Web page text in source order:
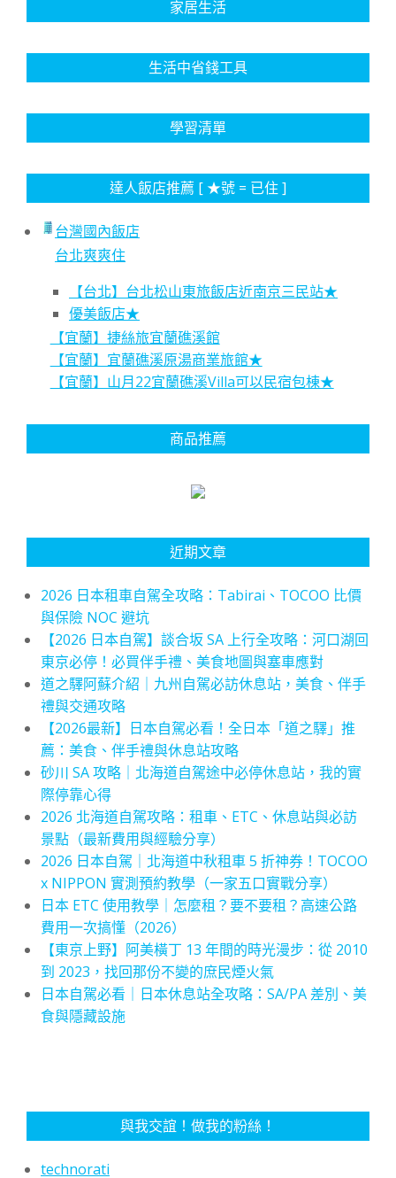
家居生活
生活中省錢工具
學習清單
達人飯店推薦 [ ★號 = 已住 ]
台灣國內飯店
台北爽爽住
【台北】台北松山東旅飯店近南京三民站★
優美飯店★
【宜蘭】捷絲旅宜蘭礁溪館
【宜蘭】宜蘭礁溪原湯商業旅館★
【宜蘭】山月22宜蘭礁溪Villa可以民宿包棟★
商品推薦
近期文章
2026 日本租車自駕全攻略：Tabirai、TOCOO 比價
與保險 NOC 避坑
【2026 日本自駕】談合坂 SA 上行全攻略：河口湖回
東京必停！必買伴手禮、美食地圖與塞車應對
道之驛阿蘇介紹｜九州自駕必訪休息站，美食、伴手
禮與交通攻略
【2026最新】日本自駕必看！全日本「道之驛」推
薦：美食、伴手禮與休息站攻略
砂川 SA 攻略｜北海道自駕途中必停休息站，我的實
際停靠心得
2026 北海道自駕攻略：租車、ETC、休息站與必訪
景點（最新費用與經驗分享）
2026 日本自駕｜北海道中秋租車 5 折神券！TOCOO
x NIPPON 實測預約教學（一家五口實戰分享）
日本 ETC 使用教學｜怎麼租？要不要租？高速公路
費用一次搞懂（2026）
【東京上野】阿美橫丁 13 年間的時光漫步：從 2010
到 2023，找回那份不變的庶民煙火氣
日本自駕必看｜日本休息站全攻略：SA/PA 差別、美
食與隱藏設施
與我交誼！做我的粉絲！
technorati